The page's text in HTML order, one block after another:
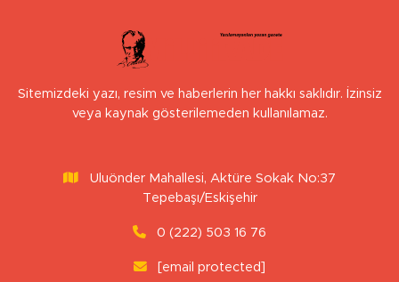
Sitemizdeki yazı, resim ve haberlerin her hakkı saklıdır. İzinsiz
veya kaynak gösterilemeden kullanılamaz.
Uluönder Mahallesi, Aktüre Sokak No:37
Tepebaşı/Eskişehir
0 (222) 503 16 76
[email protected]